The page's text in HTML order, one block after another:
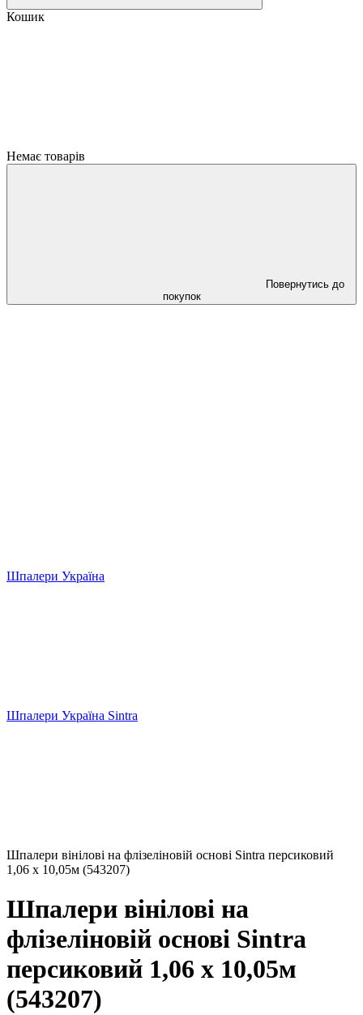
Кошик
Немає товарів
Повернутись до
покупок
Шпалери Україна
Шпалери Україна Sintra
Шпалери вінілові на флізеліновій основі Sintra персиковий
1,06 х 10,05м (543207)
Шпалери вінілові на
флізеліновій основі Sintra
персиковий 1,06 х 10,05м
(543207)